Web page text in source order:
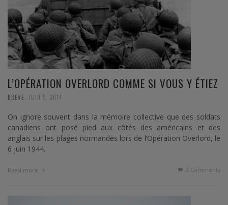
L’OPÉRATION OVERLORD COMME SI VOUS Y ÉTIEZ
BREVE JUIN 5, 2014
On ignore souvent dans la mémoire collective que des soldats
canadiens ont posé pied aux côtés des américains et des
anglais sur les plages normandes lors de l’Opération Overlord, le
6 juin 1944.
Read more 0 Comments